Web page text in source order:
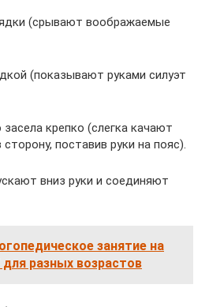
(срывают воображаемые
(показывают руками силуэт
крепко (слегка качают
поставив руки на пояс).
вниз руки и соединяют
занятие на
разных возрастов